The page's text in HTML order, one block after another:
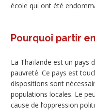
école qui ont été
Pourquoi partir
La Thaïlande est un pays
pauvreté. Ce pays est
dispositions sont
populations locales. Le
cause de l’oppression